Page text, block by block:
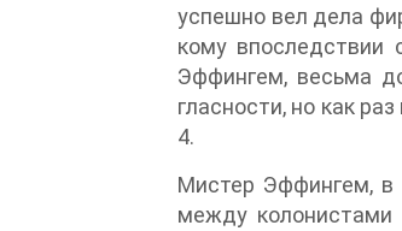
успешно вел дела
кому
Эффингем, весьма
гласности, но как
4.
Мистер Эффингем, в
между колонистами